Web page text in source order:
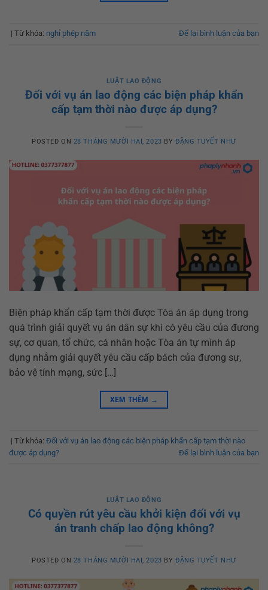
| Từ khóa: nghỉ phép năm Để lại bình luận của bạn
LUẬT LAO ĐỘNG
Đối với vụ án lao động các biện pháp khẩn
cấp tạm thời nào được áp dụng?
POSTED ON 28 THÁNG MƯỜI HAI, 2023 BY ĐẶNG TUYẾT NHƯ
Biện pháp khẩn cấp tạm thời được Tòa án áp dụng trong
quá trình giải quyết vụ án dân sự khi có yêu cầu của đương
sự, cơ quan, tổ chức, cá nhân hoặc Tòa án tự mình áp
dụng nhằm giải quyết yêu cầu cấp bách của đương sự,
bảo vệ tính mạng, sức […]
XEM THÊM →
| Từ khóa: Đối với vụ án lao động các biện pháp khẩn cấp tạm thời nào
được áp dụng?
Để lại bình luận của bạn
LUẬT LAO ĐỘNG
Có quyền rút yêu cầu khởi kiện đối với vụ
án tranh chấp lao động không?
POSTED ON 28 THÁNG MƯỜI HAI, 2023 BY ĐẶNG TUYẾT NHƯ